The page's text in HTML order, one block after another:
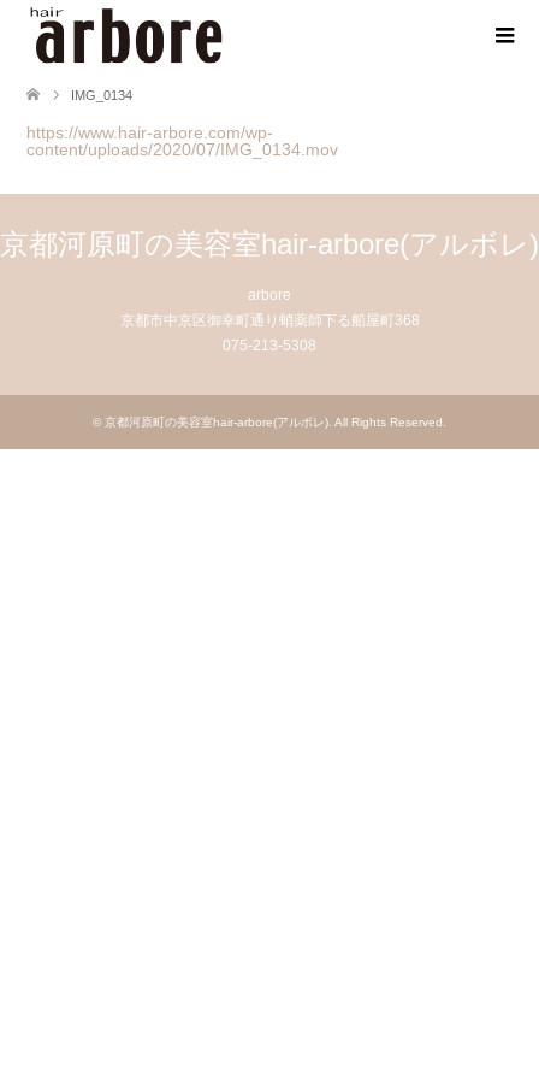
IMG_0134
https://www.hair-arbore.com/wp-
content/uploads/2020/07/IMG_0134.mov
京都河原町の美容室hair-arbore(アルボレ)
arbore
京都市中京区御幸町通り蛸薬師下る船屋町368
075-213-5308
© 京都河原町の美容室hair-arbore(アルボレ) . All Rights Reserved.